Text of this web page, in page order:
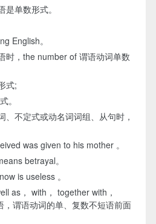
单数形式。
English。
，the number of 谓语动词单数
式;
不定式或动名词词组、从句时，
was given to his mother 。
betrayal。
is useless 。
， with， together with，
谓语动词的单、复数不短语前面